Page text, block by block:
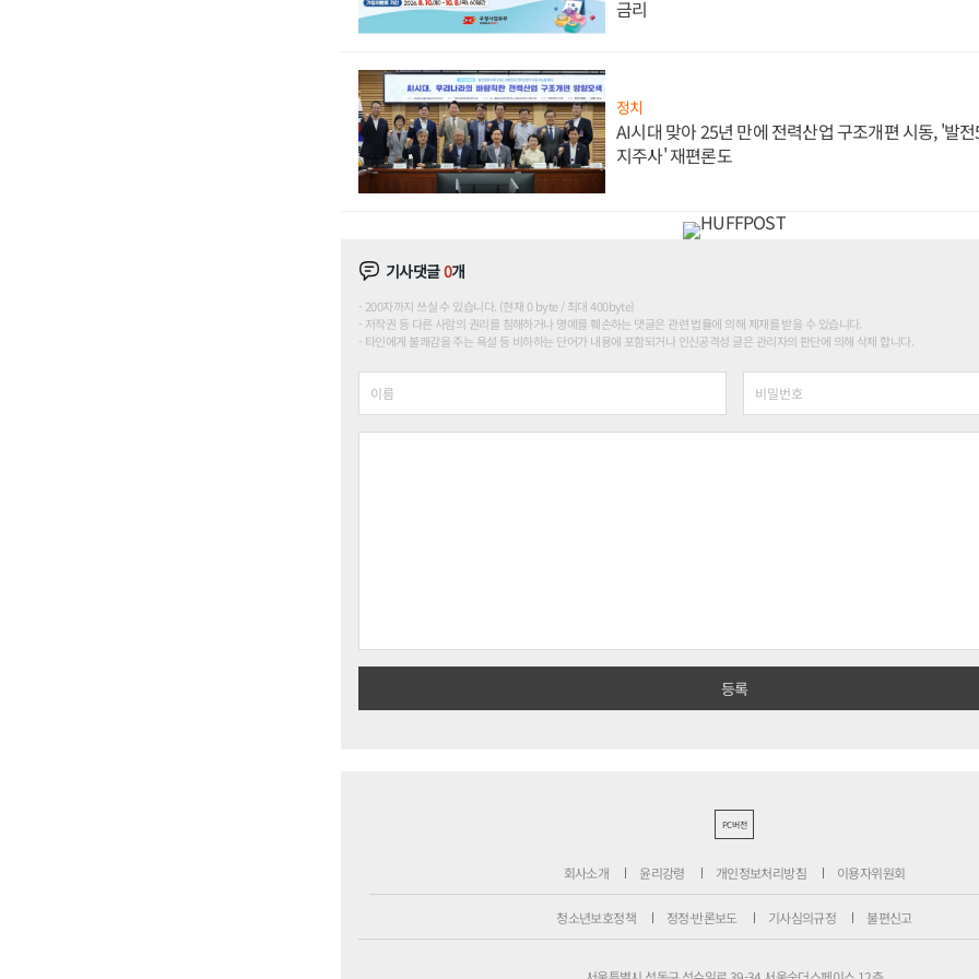
금리
정치
AI시대 맞아 25년 만에 전력산업 구조개편 시동, '발
지주사' 재편론도
기사댓글0개
200자까지 쓰실 수 있습니다. (현재 0 byte / 최대 400byte)
저작권 등 다른 사람의 권리를 침해하거나 명예를 훼손하는 댓글은 관련 법률에 의해 제재를 받을 수 있습니다.
타인에게 불쾌감을 주는 욕설 등 비하하는 단어가 내용에 포함되거나 인신공격성 글은 관리자의 판단에 의해 삭제 합니다.
PC버전
회사소개 윤리강령 개인정보처리방침 이용자위원회
청소년보호정책 정정·반론보도 기사심의규정 불편신고